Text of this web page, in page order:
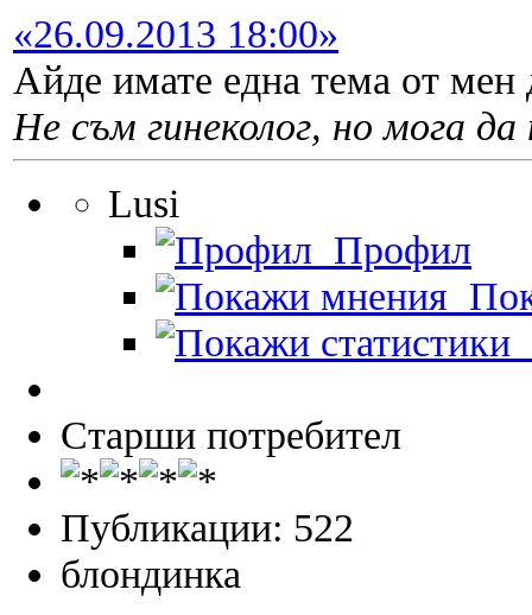
«26.09.2013 18:00»
Айде имате една тема от мен
Не съм гинеколог, но мога да
Lusi
Профил
Старши потребител
Публикации: 522
блондинка